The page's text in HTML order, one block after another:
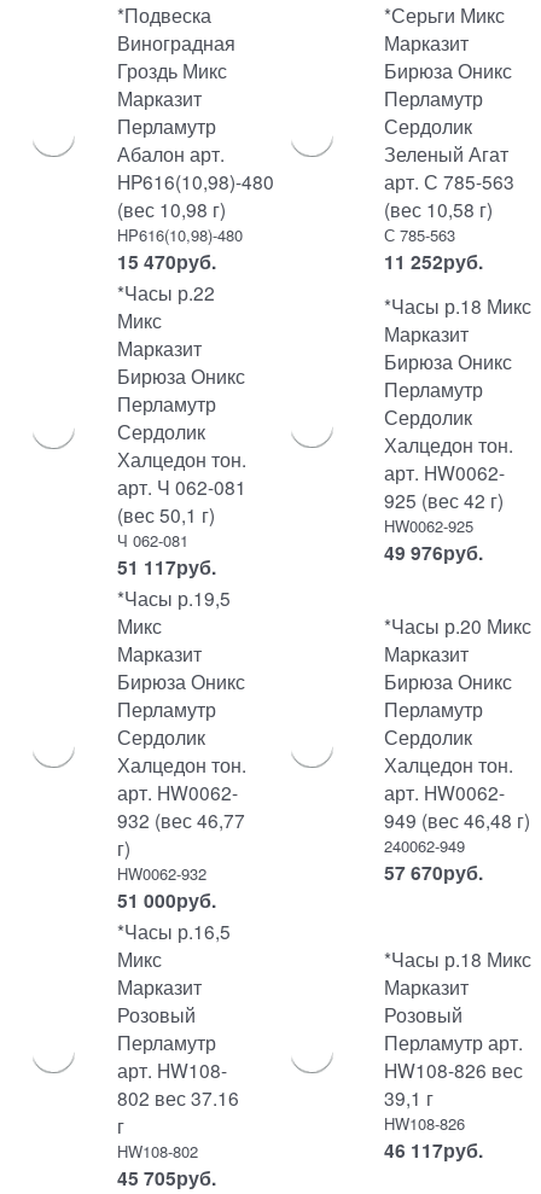
*Подвеска
Виноградная
Гроздь Микс
Марказит
Перламутр
Абалон арт.
HP616(10,98)-480
(вес 10,98 г)
HP616(10,98)-480
15 470руб.
*Серьги Микс
Марказит
Бирюза Оникс
Перламутр
Сердолик
Зеленый Агат
арт. С 785-563
(вес 10,58 г)
С 785-563
11 252руб.
*Часы р.22
Микс
Марказит
Бирюза Оникс
Перламутр
Сердолик
Халцедон тон.
арт. Ч 062-081
(вес 50,1 г)
Ч 062-081
51 117руб.
*Часы р.18 Микс
Марказит
Бирюза Оникс
Перламутр
Сердолик
Халцедон тон.
арт. HW0062-
925 (вес 42 г)
HW0062-925
49 976руб.
*Часы р.19,5
Микс
Марказит
Бирюза Оникс
Перламутр
Сердолик
Халцедон тон.
арт. HW0062-
932 (вес 46,77
г)
HW0062-932
51 000руб.
*Часы р.20 Микс
Марказит
Бирюза Оникс
Перламутр
Сердолик
Халцедон тон.
арт. HW0062-
949 (вес 46,48 г)
240062-949
57 670руб.
*Часы р.16,5
Микс
Марказит
Розовый
Перламутр
арт. HW108-
802 вес 37.16
г
HW108-802
45 705руб.
*Часы р.18 Микс
Марказит
Розовый
Перламутр арт.
HW108-826 вес
39,1 г
HW108-826
46 117руб.